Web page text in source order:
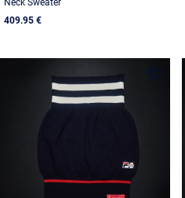
Neck Sweater
409.95 €